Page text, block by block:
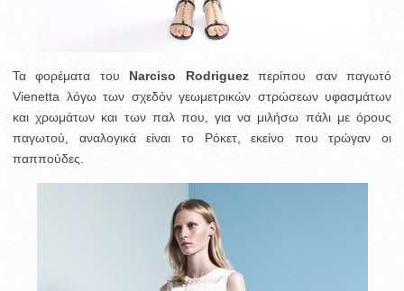
Τα φορέματα του Narciso Rodriguezπερίπου σαν παγωτό
Vienetta λόγω των σχεδόν γεωμετρικών στρώσεων υφασμάτων
και χρωμάτων και των παλ που, για να μιλήσω πάλι με όρους
παγωτού, αναλογικά είναι το Ρόκετ, εκείνο που τρώγαν οι
παππούδες.